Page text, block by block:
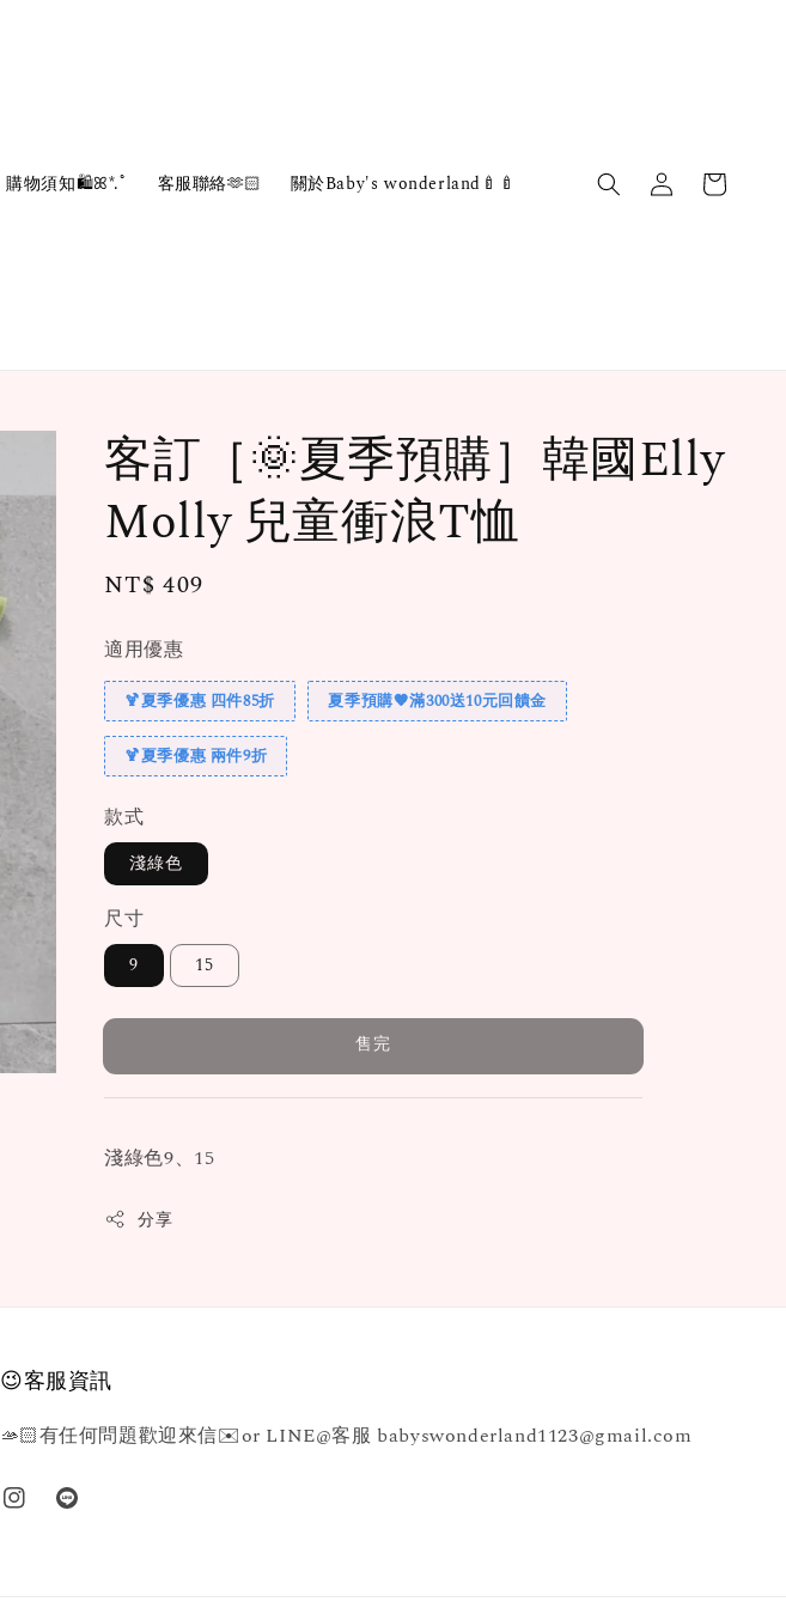
購物須知🛍️ꕤ*.ﾟ 客服聯絡🫶🏻 關於Baby's wonderland🍼🍼
客訂［🌞夏季預購］韓國Elly
Molly 兒童衝浪T恤
Regular
NT$ 409
適用優惠
🍹夏季優惠 四件85折 夏季預購🧡滿300送10元回饋金
🍹夏季優惠 兩件9折
款式
淺綠色
尺寸
9 15
售完
淺綠色9、15
分享
😉客服資訊
🫴🏻有任何問題歡迎來信✉️or LINE@客服 babyswonderland1123@gmail.com